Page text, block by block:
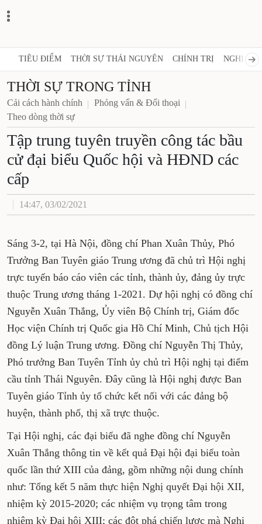
TIÊU ĐIỂM THỜI SỰ THÁI NGUYÊN CHÍNH TRỊ NGHỊ
THỜI SỰ TRONG TỈNH
Cải cách hành chính
Phỏng vấn & Đối thoại
Theo dòng thời sự
Tập trung tuyên truyền công tác bầu
cử đại biểu Quốc hội và HĐND các
cấp
14:47, 03/02/2021
Sáng 3-2, tại Hà Nội, đồng chí Phan Xuân Thủy, Phó
Trưởng Ban Tuyên giáo Trung ương đã chủ trì Hội nghị
trực tuyến báo cáo viên các tỉnh, thành ủy, đảng ủy trực
thuộc Trung ương tháng 1-2021. Dự hội nghị có đồng chí
Nguyễn Xuân Thắng, Ủy viên Bộ Chính trị, Giám đốc
Học viện Chính trị Quốc gia Hồ Chí Minh, Chủ tịch Hội
đồng Lý luận Trung ương. Đồng chí Nguyễn Thị Thủy,
Phó trưởng Ban Tuyên Tỉnh ủy chủ trì Hội nghị tại điểm
cầu tỉnh Thái Nguyên. Đây cũng là Hội nghị được Ban
Tuyên giáo Tỉnh ủy tổ chức kết nối với các đảng bộ
huyện, thành phố, thị xã trực thuộc.
Tại Hội nghị, các đại biểu đã nghe đồng chí Nguyễn
Xuân Thắng thông tin về kết quả Đại hội đại biểu toàn
quốc lần thứ XIII của đảng, gồm những nội dung chính
như: Tổng kết 5 năm thực hiện Nghị quyết Đại hội XII,
nhiệm kỳ 2015-2020; các nhiệm vụ trọng tâm trong
nhiệm kỳ Đại hội XIII; các đột phá chiến lược mà Nghị